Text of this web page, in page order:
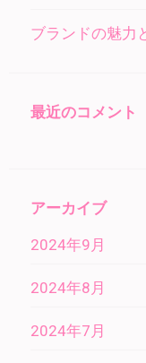
ブランドの魅力
最近のコメント
アーカイブ
2024年9月
2024年8月
2024年7月